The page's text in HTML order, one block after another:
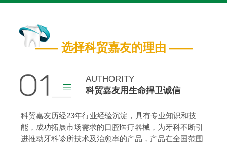
—— 选择科贸嘉友的理由 ——
AUTHORITY
科贸嘉友用生命捍卫诚信
科贸嘉友历经23年行业经验沉淀，具有专业知识和技
能，成功拓展市场需求的口腔医疗器械，为牙科不断引
进推动牙科诊所技术及治愈率的产品，产品在全国范围